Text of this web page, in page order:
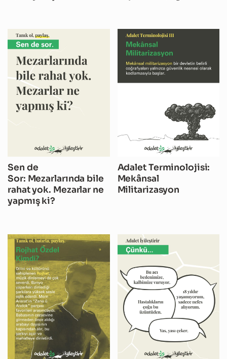
Sen de
Sor: Mezarlarında bile
rahat yok. Mezarlar ne
yapmış ki?
Adalet Terminolojisi:
Mekânsal
Militarizasyon